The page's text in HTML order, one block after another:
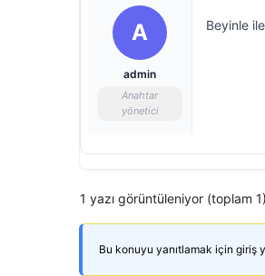
A
admin
Anahtar
yönetici
Beyinle
1 yazı görüntüleniyor (toplam 1)
Bu konuyu yanıtlamak için giriş